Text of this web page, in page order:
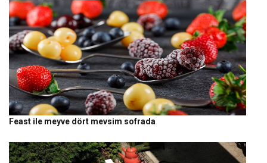
Feast ile meyve dört mevsim sofrada